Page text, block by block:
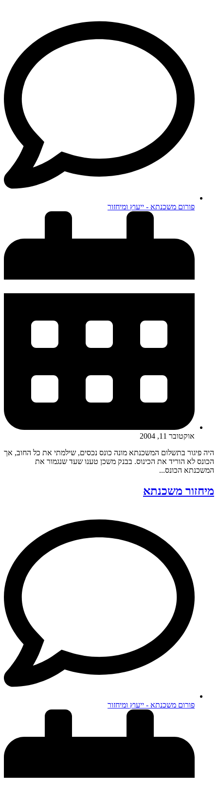
פורום משכנתא - ייעוץ ומיחזור
אוקטובר 11, 2004
היה פיגור בתשלום המשכנתא מונה כונס נכסים, שילמתי את כל החוב, אך
הכונס לא הוריד את הכינוס. בבנק משכן טענו שעד שנגמור את
המשכנתא הכונס...
מיחזור משכנתא
פורום משכנתא - ייעוץ ומיחזור